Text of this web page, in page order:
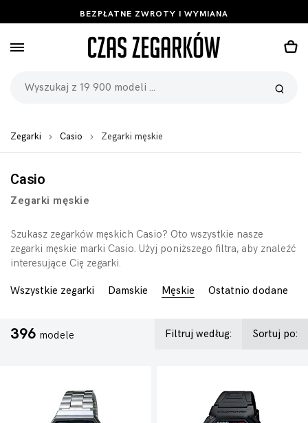
BEZPŁATNE ZWROTY I WYMIANA
Zegarki Casio Zegarki męskie
Casio
Zegarki męskie
Szukasz zegarków męskich Casio? Oto wszystkie nasze
zegarki męskie marki Casio. Użyj poniższego filtra, aby znaleźć
interesujące Cię zegarki.
Wszystkie zegarki Damskie Męskie Ostatnio dodane
396 modele Sortuj po:
Filtruj według: